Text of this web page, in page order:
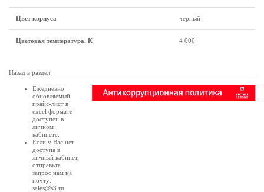
Цвет корпуса черный
Цветовая температура, К 4 000
Назад в раздел
Ежедневно
обновляемый
прайс-лист в
excel формате
доступен в
личном
кабинете
Если у Вас нет
доступа в
личный кабинет,
отправьте
запрос нам на
почту:
sales@s3.ru